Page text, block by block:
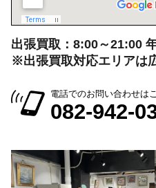
出張買取：8:00～21:00
※出張買取対応エリアは
電話でのお問い合わせは
082-942-